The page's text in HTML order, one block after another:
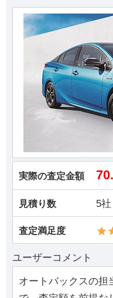
実際の査定金額
見積り数 5社
査定満足度
ユーザーコメント
オートバックスの担